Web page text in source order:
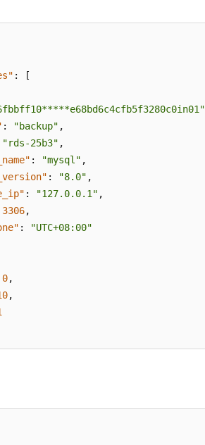
:
[
: "backup" ,
"rds-25b3" ,
: "mysql" ,
: "8.0" ,
: "127.0.0.1" ,
3306,
:
"UTC+08:00"
0,
,